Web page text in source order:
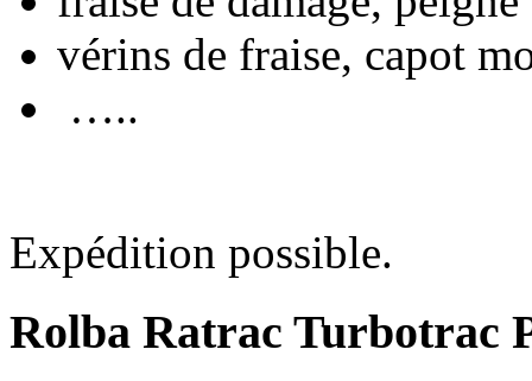
vérins de fraise, capot
…..
Expédition possible.
Rolba Ratrac Turbotrac